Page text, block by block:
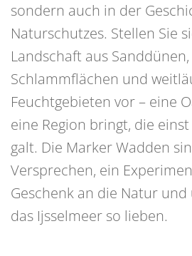
sondern auch in der
Naturschutzes. Stellen Sie
Landschaft aus
Schlammflächen und
Feuchtgebieten vor – eine
eine Region bringt, die
galt. Die Marker Wadden
Versprechen, ein
Geschenk an die Natur und
das Ijsselmeer so lieben.